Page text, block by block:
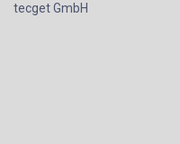
tecget GmbH